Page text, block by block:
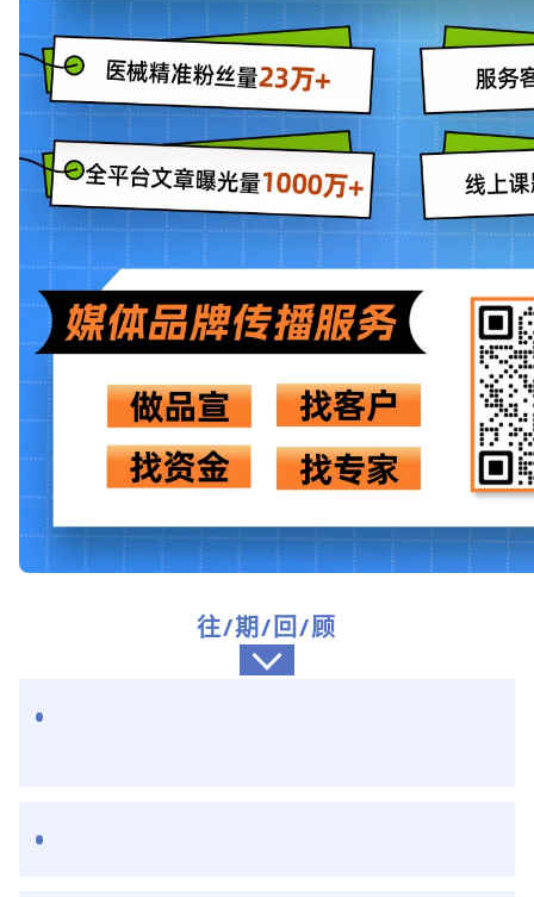
往/期/回/顾